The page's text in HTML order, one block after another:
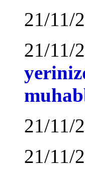
21/11/
21/11/
21/11/
21/11/